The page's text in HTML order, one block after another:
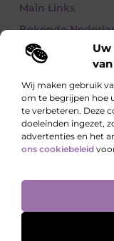
Uw
Wij maken gebruik
om te begrijpen hoe
te verbeteren. Deze
doeleinden ingezet,
advertenties en het
ons cookiebeleid
Main Links
Bekende
Blogs over alledaagse